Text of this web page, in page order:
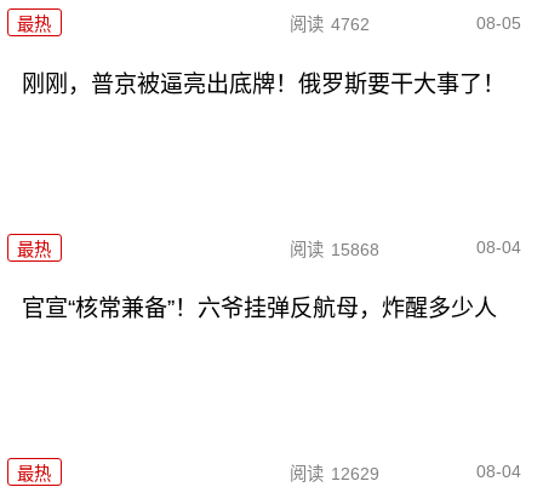
最热 阅读 4762 08-05
刚刚，普京被逼亮出底牌！俄罗斯要干大事了！
最热 阅读 15868 08-04
官宣“核常兼备”！六爷挂弹反航母，炸醒多少人
最热 阅读 12629 08-04